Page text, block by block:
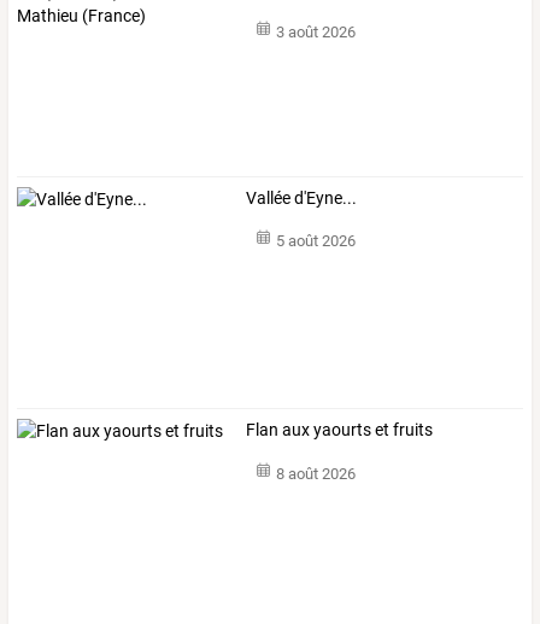
3 août 2026
Vallée d'Eyne...
5 août 2026
Flan aux yaourts et fruits
8 août 2026